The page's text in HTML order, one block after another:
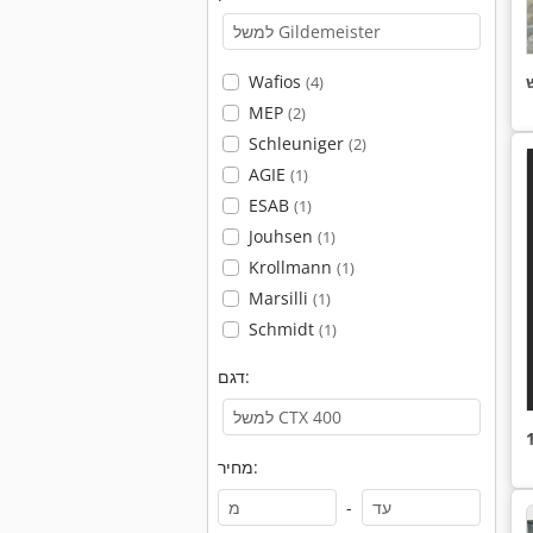
Wafios (4)
MEP (2)
Schleuniger (2)
AGIE (1)
ESAB (1)
Jouhsen (1)
Krollmann (1)
Marsilli (1)
Schmidt (1)
דגם:
מחיר:
-